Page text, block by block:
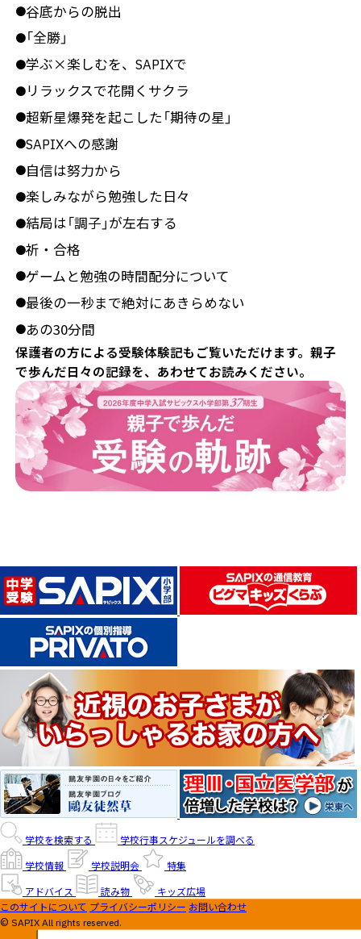
●谷底からの脱出
●「全勝」
●学ぶ×楽しむを、SAPIXで
●リラックスで花開くサクラ
●超新星爆発を起こした「期待の星」
●SAPIXへの感謝
●自信は努力から
●楽しみながら勉強した日々
●結局は「調子」が左右する
●祈・合格
●ゲームと勉強の時間配分について
●最後の一秒まで絶対にあきらめない
●あの30分間
保護者の方による受験体験記もご覧いただけます。親子
で歩んだ日々の記録を、あわせてお読みください。
学校を検索する
学校行事スケジュールを調べる
学校情報
学校説明会
特集
アドバイス
読み物
キッズ広場
このサイトについて プライバシーポリシー お問い合わせ
© SAPIX All rights reserved.